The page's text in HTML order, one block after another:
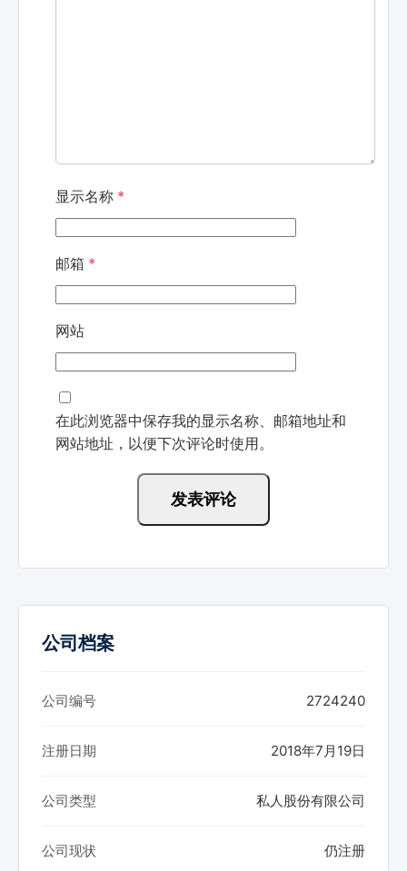
显示名称 *
邮箱 *
网站
在此浏览器中保存我的显示名称、邮箱地址和
网站地址，以便下次评论时使用。
公司档案
公司编号 2724240
注册日期 2018年7月19日
公司类型 私人股份有限公司
公司现状 仍注册